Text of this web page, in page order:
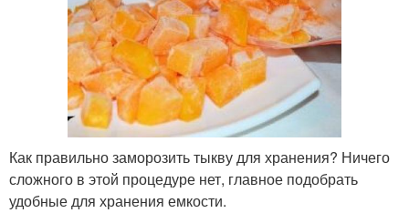
Как правильно заморозить тыкву для хранения? Ничего
сложного в этой процедуре нет, главное подобрать
удобные для хранения емкости.